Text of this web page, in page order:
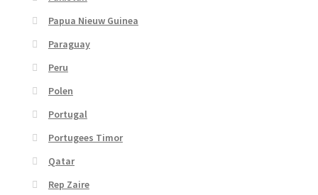
Papua Nieuw Guinea
Paraguay
Peru
Polen
Portugal
Portugees Timor
Qatar
Rep Zaire